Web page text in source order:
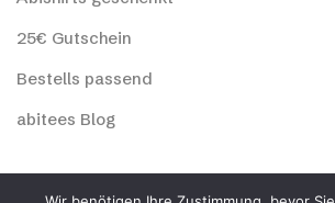
25€ Gutschein
Bestells passend
abitees Blog